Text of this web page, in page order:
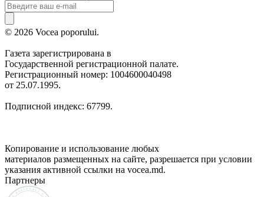
© 2026 Vocea poporului.
Газета зарегистрирована в
Государственной регистрационной палате.
Регистрационный номер: 1004600040498
от 25.07.1995.
Подписной индекс: 67799.
Копирование и использование любых
материалов размещенных на сайте, разрешается при условии
указания активной ссылки на vocea.md.
Партнеры